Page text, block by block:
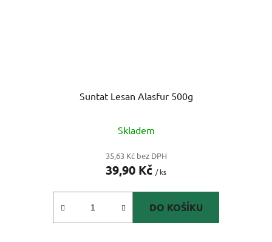
Suntat Lesan Alasfur 500g
Skladem
35,63 Kč bez DPH
39,90 Kč / ks
DO KOŠÍKU